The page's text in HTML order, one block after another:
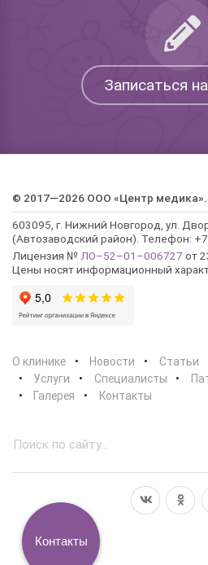
Записаться
© 2017—2026 ООО «Центр медика».
603095, г. Нижний Новгород, ул.
(Автозаводский район). Телефон:
Лицензия № ЛО–52–01–006727 от
Цены носят информационный
О клинике Новости Статьи
Услуги
Специалисты
Галерея
Контакты
Контакты